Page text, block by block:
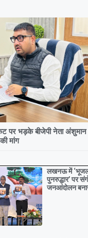
पर भड़के बीजेपी नेता अंशुमान
मांग
लखनऊ में ‘भूजल
पुनरुद्धार’ पर
जनआंदोलन